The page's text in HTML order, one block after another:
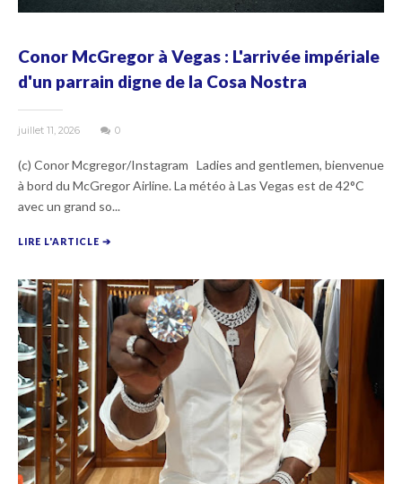
Conor McGregor à Vegas : L'arrivée impériale
d'un parrain digne de la Cosa Nostra
juillet 11, 2026 0
(c) Conor Mcgregor/Instagram Ladies and gentlemen, bienvenue
à bord du McGregor Airline. La météo à Las Vegas est de 42°C
avec un grand so...
LIRE L'ARTICLE ➔